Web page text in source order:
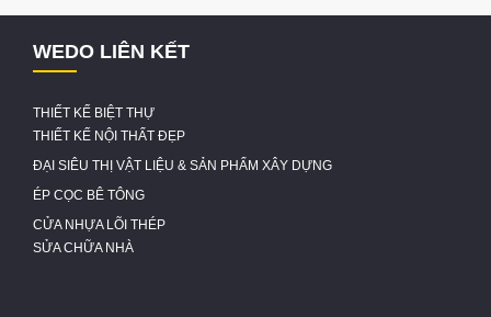
WEDO LIÊN KẾT
THIẾT KẾ BIỆT THỰ
THIẾT KẾ NỘI THẤT ĐẸP
ĐẠI SIÊU THỊ VẬT LIỆU & SẢN PHẨM XÂY DỰNG
ÉP CỌC BÊ TÔNG
CỬA NHỰA LÕI THÉP
SỬA CHỮA NHÀ